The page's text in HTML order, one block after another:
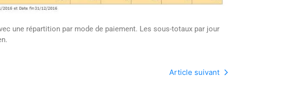
une répartition par mode de paiement. Les sous-totaux par jour
Article suivant